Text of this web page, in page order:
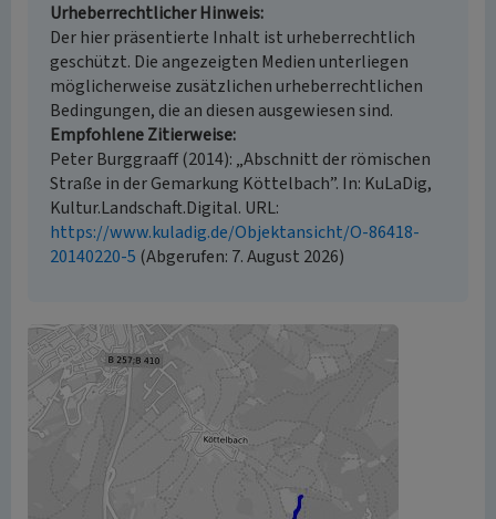
Urheberrechtlicher Hinweis
Der hier präsentierte Inhalt ist urheberrechtlich
geschützt. Die angezeigten Medien unterliegen
möglicherweise zusätzlichen urheberrechtlichen
Bedingungen, die an diesen ausgewiesen sind.
Empfohlene Zitierweise
Peter Burggraaff (2014): „Abschnitt der römischen
Straße in der Gemarkung Köttelbach”. In: KuLaDig,
Kultur.Landschaft.Digital. URL:
https://www.kuladig.de/Objektansicht/O-86418-
20140220-5 (Abgerufen: 7. August 2026)